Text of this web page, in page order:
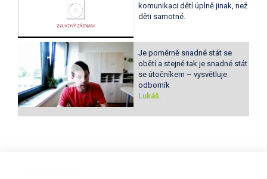
komunikaci dětí úplně jinak, než
děti samotné.
Je poměrně snadné stát se
obětí a stejně tak je snadné stát
se útočníkem – vysvětluje
odborník
Lukáš.